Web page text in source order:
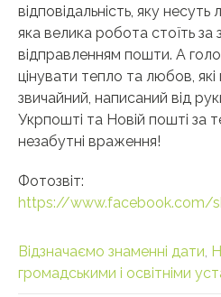
відповідальність, яку
яка велика робота стоїть за
відправленням пошти. А
цінувати тепло та любов,
звичайний, написаний від
Укрпошті та Новій пошті за
незабутні враження!
Фотозвіт:
https://www.facebook.com/
Відзначаємо знаменні дати,
громадськими і освітніми